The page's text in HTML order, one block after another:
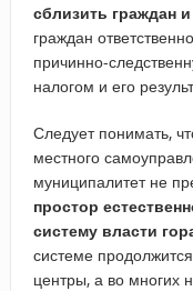
сблизить граждан
граждан
причинно-
налогом и его
Следует понимать,
местного
муниципалитет не
простор
систему власти
системе
центры, а во многих